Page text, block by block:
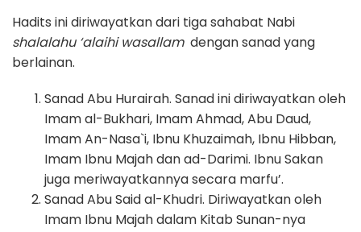
Hadits ini diriwayatkan dari tiga sahabat Nabi
shalalahu ‘alaihi wasallam dengan sanad yang
berlainan.
Sanad Abu Hurairah. Sanad ini diriwayatkan oleh
Imam al-Bukhari, Imam Ahmad, Abu Daud,
Imam An-Nasa`i, Ibnu Khuzaimah, Ibnu Hibban,
Imam Ibnu Majah dan ad-Darimi. Ibnu Sakan
juga meriwayatkannya secara marfu’.
Sanad Abu Said al-Khudri. Diriwayatkan oleh
Imam Ibnu Majah dalam Kitab Sunan-nya